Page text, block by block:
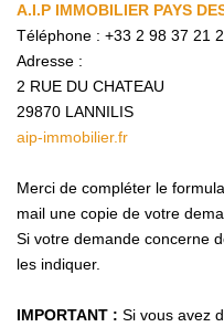
NOS
A.I.P IMMOBILIER PAYS
Téléphone : +33 2 98 37 21
Adresse :
2 RUE DU CHATEAU
29870 LANNILIS
aip-immobilier.fr
Merci de compléter le
mail une copie de votre
Si votre demande concerne
les indiquer.
IMPORTANT : Si vous avez